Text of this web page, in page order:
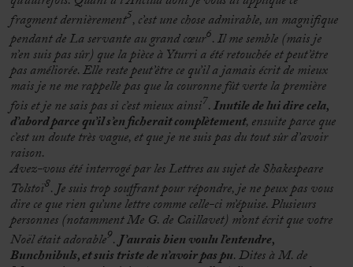
fragment dernièrement5, c’est une chose admirable, un magnifique
pendant de La servante au grand cœur6. Il me semble (mais je
n’en suis pas sûr) que la pièce à Yturri a été retouchée et peut’être
pas améliorée. Elle reste peut’être ce qu’il a jamais écrit de mieux
mais je ne me rappelle pas que la couronne fût verte la première
fois et je ne sais pas si c’est mieux ainsi7.Inutile de lui dire cela,
d’abord parce qu’il s’en ficherait complètement, ensuite parce que
c’est un doute très vague, et que je ne suis pas du tout sûr d’avoir
raison.
Avez-vous été interrogé par les Lettres au sujet de Shakespeare
Tolstoï8. Je suis trop souffrant pour répondre, je ne peux pas vous
dire ce que rien qu’une lettre comme celle-ci m’épuise. Plusieurs
personnes (notamment Me G. de Caillavet) m’ont écrit que votre
Noël était adorable9.J’aurais bien voulu l’entendre,
Bunchnibuls, et suis triste de n’avoir pas pu. Dites à M. de